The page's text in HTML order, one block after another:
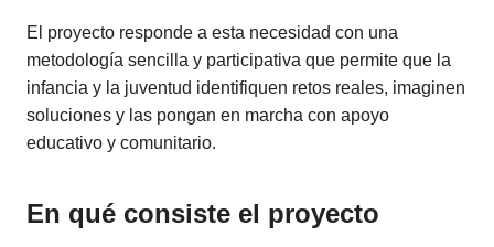
El proyecto responde a esta necesidad con una
metodología sencilla y participativa que permite que la
infancia y la juventud identifiquen retos reales, imaginen
soluciones y las pongan en marcha con apoyo
educativo y comunitario.
En qué consiste el proyecto